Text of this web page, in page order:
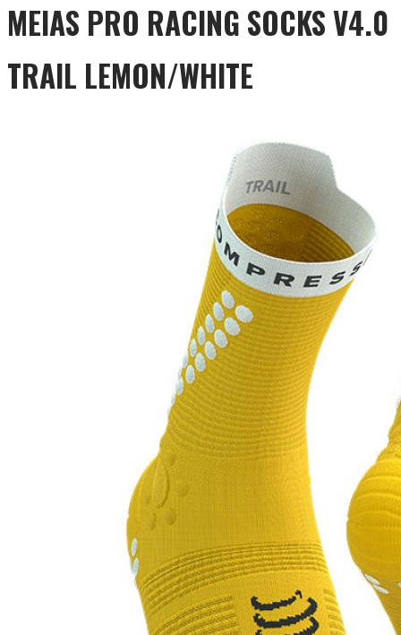
MEIAS PRO RACING SOCKS V4.0
TRAIL LEMON/WHITE